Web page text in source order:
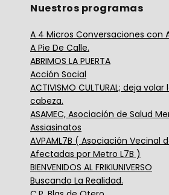
Nuestros programas
A 4 Micros Conversaciones con
A Pie De Calle.
ABRIMOS LA PUERTA
Acción Social
ACTIVISMO CULTURAL; deja
cabeza.
ASAMEC, Asociación de Salud
Assiasinatos
AVPAML7B ( Asociación Vecinal
Afectadas por Metro L7B )
BIENVENIDOS AL FRIKIUNIVERSO
Buscando La Realidad.